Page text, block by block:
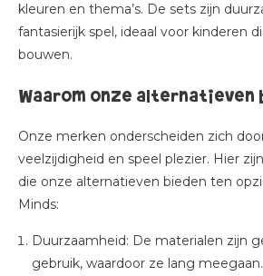
kleuren en thema’s. De sets zijn
fantasierijk spel, ideaal voor kinderen
bouwen.
Waarom onze
Onze merken onderscheiden zich
veelzijdigheid en speel plezier. Hier
die onze alternatieven bieden ten
Minds:
Duurzaamheid: De materialen zijn
gebruik, waardoor ze lang meegaan.